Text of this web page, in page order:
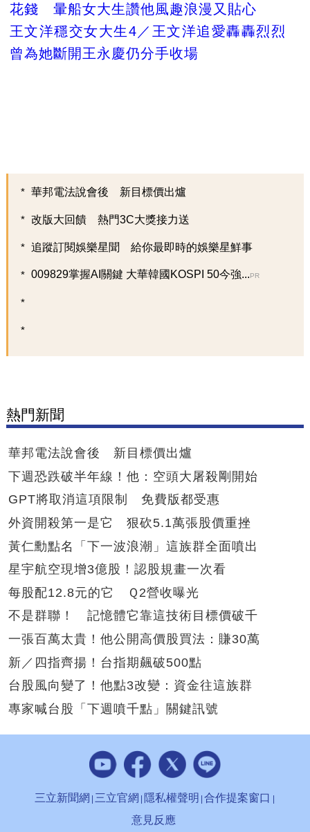
花錢 暈船女大生讚他風趣浪漫又貼心
王文洋穩交女大生4／王文洋追愛轟轟烈烈
曾為她斷開王永慶仍分手收場
華邦電法說會後 新目標價出爐
改版大回饋 熱門3C大獎接力送
追蹤訂閱娛樂星聞 給你最即時的娛樂星鮮事
009829掌握AI關鍵 大華韓國KOSPI 50今強...PR
熱門新聞
華邦電法說會後 新目標價出爐
下週恐跌破半年線！他：空頭大屠殺剛開始
GPT將取消這項限制 免費版都受惠
外資開殺第一是它 狠砍5.1萬張股價重挫
黃仁勳點名「下一波浪潮」這族群全面噴出
星宇航空現增3億股！認股規畫一次看
每股配12.8元的它 Ｑ2營收曝光
不是群聯！ 記憶體它靠這技術目標價破千
一張百萬太貴！他公開高價股買法：賺30萬
新／四指齊揚！台指期飆破500點
台股風向變了！他點3改變：資金往這族群
專家喊台股「下週噴千點」關鍵訊號
三立新聞網 三立官網 隱私權聲明 合作提案窗口
意見反應